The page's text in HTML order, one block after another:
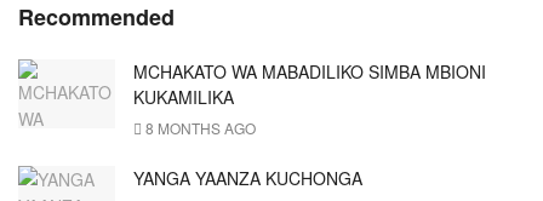
Recommended
MCHAKATO WA MABADILIKO SIMBA MBIONI
KUKAMILIKA
8 MONTHS AGO
YANGA YAANZA KUCHONGA